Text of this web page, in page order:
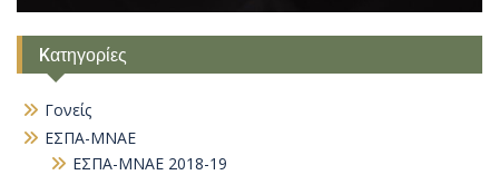
Kατηγορίες
Γονείς
ΕΣΠΑ-ΜΝΑΕ
ΕΣΠΑ-ΜΝΑΕ 2018-19